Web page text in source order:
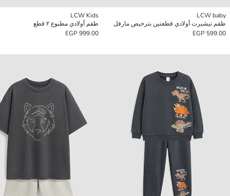
LCW baby
طقم تيشيرت أولادي قطعتين بترخيص مارفل
599.00 EGP
LCW Kids
طقم أولادي مطبوع ٢ قطع
999.00 EGP